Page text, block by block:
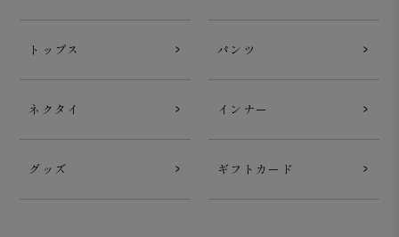
トップス パンツ
ネクタイ インナー
グッズ ギフトカード